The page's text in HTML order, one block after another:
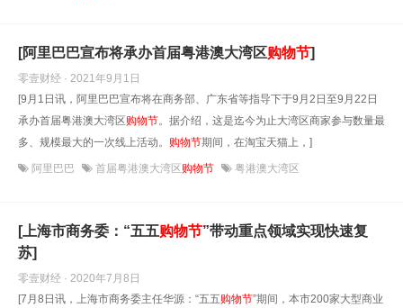
[阿里巴巴宣布将承办首届粤港澳大湾区购物节]
零壹财经 · 2021年9月1日
[9月1日讯，阿里巴巴宣布将在商务部、广东省等指导下于9月2日至9月22日
承办首届粤港澳大湾区购物节。据介绍，这是迄今为止大湾区商家参与数量最
多、规模最大的一次线上活动。 购物节期间，在淘宝天猫上，]
阿里巴巴 首届粤港澳大湾区购物节 粤港澳大湾区
[上海市商务委：“五五购物节”带动重点领域实现快速复
苏]
零壹财经 · 2020年7月8日
[7月8日讯，上海市商务委主任华源：“五五购物节”期间，本市200家大型商业